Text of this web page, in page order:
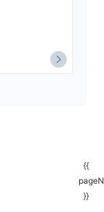
{{
}}